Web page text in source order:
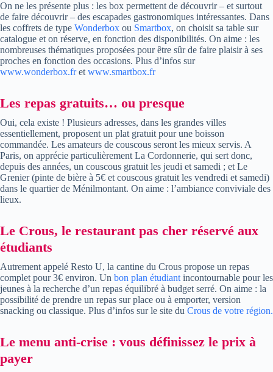
On ne les présente plus : les box permettent de découvrir – et surtout
de faire découvrir – des escapades gastronomiques intéressantes. Dans
les coffrets de type Wonderbox ou Smartbox, on choisit sa table sur
catalogue et on réserve, en fonction des disponibilités. On aime : les
nombreuses thématiques proposées pour être sûr de faire plaisir à ses
proches en fonction des occasions. Plus d’infos sur
www.wonderbox.fret www.smartbox.fr
Les repas gratuits… ou presque
Oui, cela existe ! Plusieurs adresses, dans les grandes villes
essentiellement, proposent un plat gratuit pour une boisson
commandée. Les amateurs de couscous seront les mieux servis. A
Paris, on apprécie particulièrement La Cordonnerie, qui sert donc,
depuis des années, un couscous gratuit les jeudi et samedi ; et Le
Grenier (pinte de bière à 5€ et couscous gratuit les vendredi et samedi)
dans le quartier de Ménilmontant. On aime : l’ambiance conviviale des
lieux.
Le Crous, le restaurant pas cher réservé aux
étudiants
Autrement appelé Resto U, la cantine du Crous propose un repas
complet pour 3€ environ. Un bon plan étudiant incontournable pour les
jeunes à la recherche d’un repas équilibré à budget serré. On aime : la
possibilité de prendre un repas sur place ou à emporter, version
snacking ou classique. Plus d’infos sur le site du Crous de votre région.
Le menu anti-crise : vous définissez le prix à
payer